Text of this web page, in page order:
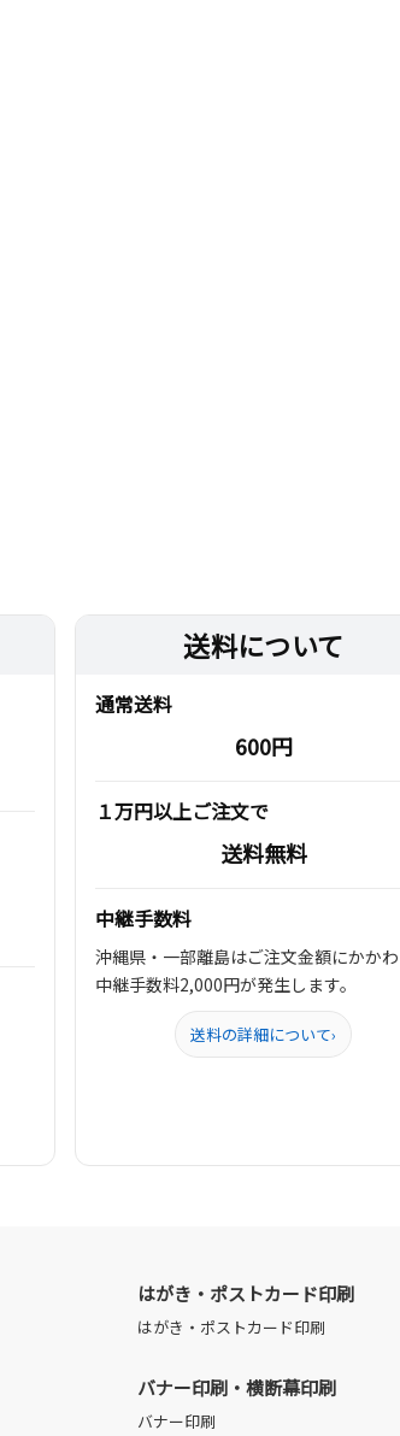
送料について
通常送料
600円
１万円以上ご注文で
送料無料
中継手数料
沖縄県・一部離島はご注文金額にかか
中継手数料2,000円が発生します。
送料の詳細について›
はがき・ポストカード印刷
はがき・ポストカード印刷
バナー印刷・横断幕印刷
バナー印刷